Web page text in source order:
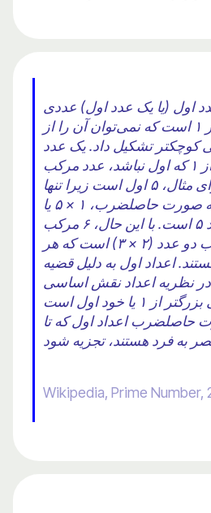
اول (یا یک عدد اول) عددی
طبیعی بزرگتر از ۱ است که نمی‌توان آن را از
تشکیل داد. یک عدد
طبیعی بزرگتر از ۱ که اول نباشد، عدد مرکب
نامیده می‌شود. برای مثال، ۵ اول است زیرا تنها
راه‌های نوشتن آن به صورت حاصلضرب، ۱ × ۵ یا
۵ × ۱، شامل خود ۵ است. با این حال، ۶ مرکب
است زیرا حاصلضرب دو عدد (۲ × ۳) است که هر
کوچکتر از ۶ هستند. اعداد اول به دلیل قضیه
نظریه اعداد نقش اساسی
دارند: هر عدد طبیعی بزرگتر از ۱ یا خود اول است
حاصلضرب اعداد اول که تا
Wikipedia, Prime Number,